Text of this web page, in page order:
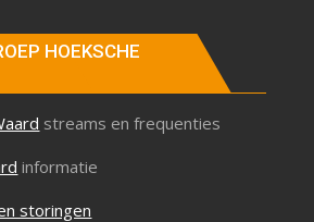
HOEKSCHE
streams en frequenties
informatie
storingen